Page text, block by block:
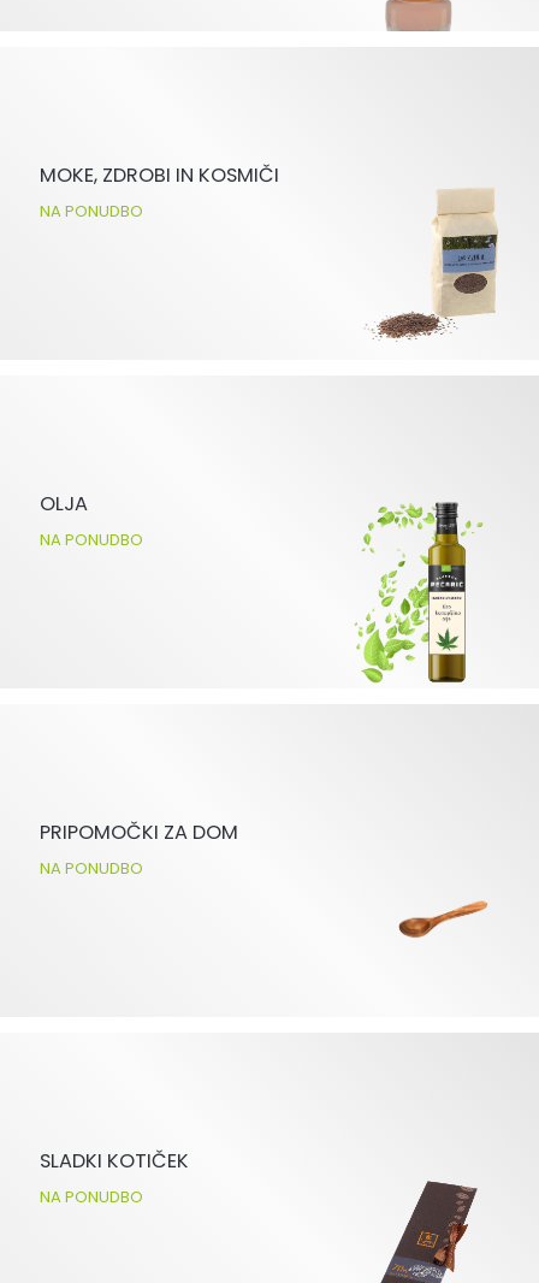
MOKE, ZDROBI IN KOSMIČI
NA PONUDBO
OLJA
NA PONUDBO
PRIPOMOČKI ZA DOM
NA PONUDBO
SLADKI KOTIČEK
NA PONUDBO